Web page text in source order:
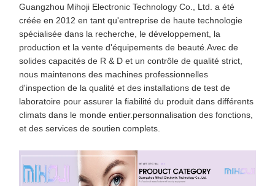
Guangzhou Mihoji Electronic Technology Co., Ltd. a été
créée en 2012 en tant qu'entreprise de haute technologie
spécialisée dans la recherche, le développement, la
production et la vente d'équipements de beauté.Avec de
solides capacités de R & D et un contrôle de qualité strict,
nous maintenons des machines professionnelles
d'inspection de la qualité et des installations de test de
laboratoire pour assurer la fiabilité du produit dans différents
climats dans le monde entier.personnalisation des fonctions,
et des services de soutien complets.